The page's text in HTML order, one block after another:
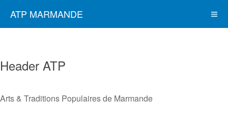
ATP MARMANDE
Header ATP
Arts & Traditions Populaires de Marmande